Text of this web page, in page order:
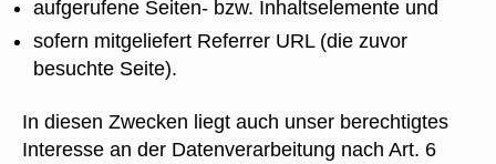
aufgerufene Seiten- bzw. Inhaltselemente und
sofern mitgeliefert Referrer URL (die zuvor
besuchte Seite).
In diesen Zwecken liegt auch unser berechtigtes
Interesse an der Datenverarbeitung nach Art. 6